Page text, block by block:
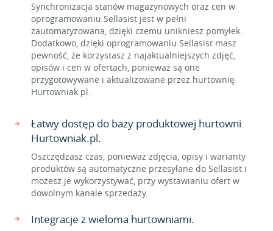
Synchronizacja stanów magazynowych oraz cen w
oprogramowaniu Sellasist jest w pełni
zautomatyzowana, dzięki czemu unikniesz pomyłek.
Dodatkowo, dzięki oprogramowaniu Sellasist masz
pewność, że korzystasz z najaktualniejszych zdjęć,
opisów i cen w ofertach, ponieważ są one
przygotowywane i aktualizowane przez hurtownię
Hurtowniak.pl.
Łatwy dostęp do bazy produktowej hurtowni
Hurtowniak.pl.
Oszczędzasz czas, ponieważ zdjęcia, opisy i warianty
produktów są automatyczne przesyłane do Sellasist i
możesz je wykorzystywać, przy wystawianiu ofert w
dowolnym kanale sprzedaży.
Integracje z wieloma hurtowniami.